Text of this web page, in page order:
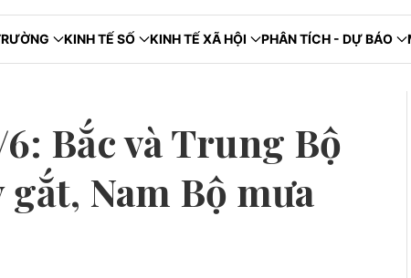
KINH TẾ SỐ KINH TẾ XÃ HỘI PHÂN TÍCH - DỰ BÁO
Bắc và Trung Bộ
Nam Bộ mưa